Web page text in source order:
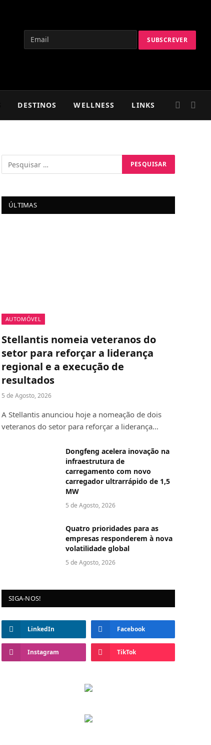
DESTINOS WELLNESS LINKS
ÚLTIMAS
AUTOMÓVEL
Stellantis nomeia veteranos do
setor para reforçar a liderança
regional e a execução de
resultados
5 de Agosto, 2026
A Stellantis anunciou hoje a nomeação de dois
veteranos do setor para reforçar a liderança…
Dongfeng acelera inovação na
infraestrutura de
carregamento com novo
carregador ultrarrápido de 1,5
MW
5 de Agosto, 2026
Quatro prioridades para as
empresas responderem à nova
volatilidade global
5 de Agosto, 2026
SIGA-NOS!
LinkedIn Facebook
Instagram TikTok